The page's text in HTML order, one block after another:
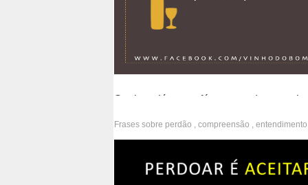
Senhor, dá-me café para mudar as
P F T W D
Frases sobre perdão , compreensão , entendimento